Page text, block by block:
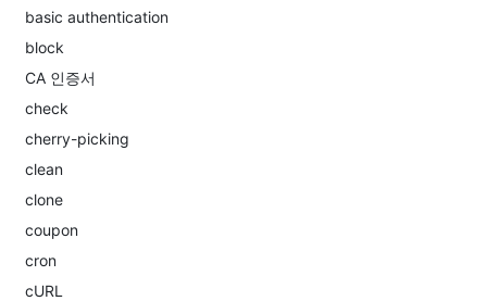
basic authentication
block
CA 인증서
check
cherry-picking
clean
clone
coupon
cron
cURL